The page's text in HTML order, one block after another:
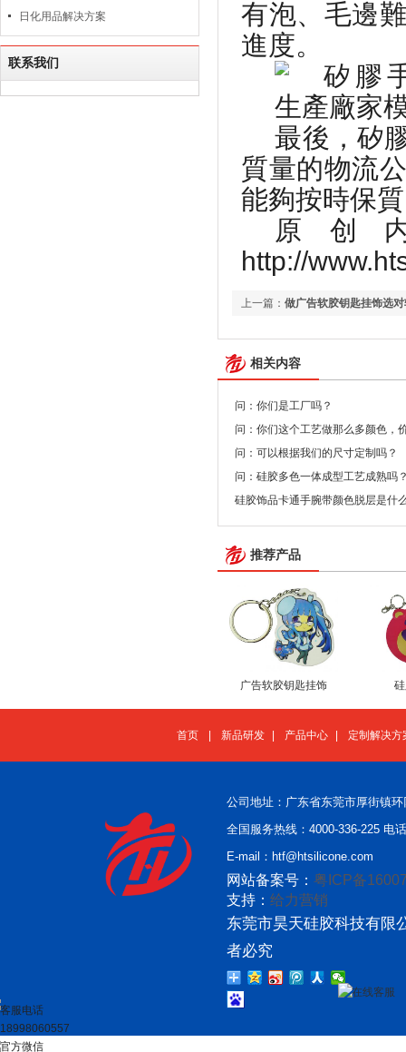
日化用品解决方案
联系我们
有泡、毛邊
進度。
最後，矽
質量的物流
能夠按時保
原创
http://
上一篇： 做广告软胶钥匙挂饰选
相关内容
问：你们是工厂吗？
问：你们这个工艺做那么多颜色，
问：可以根据我们的尺寸定制吗？
问：硅胶多色一体成型工艺成熟吗
硅胶饰品卡通手腕带颜色脱层是什
推荐产品
广告软胶钥匙挂饰
首页 新品研发 产品中心 定制解决方
公司地址：广东省东莞市厚街镇
全国服务热线：4000-336-225 电
E-mail：htf@htsilicone.com
网站备案号： 粤ICP备
支持： 给力营销
东莞市昊天硅胶科技有限
者必究
在线客服
客服电话
18998060557
官方微信